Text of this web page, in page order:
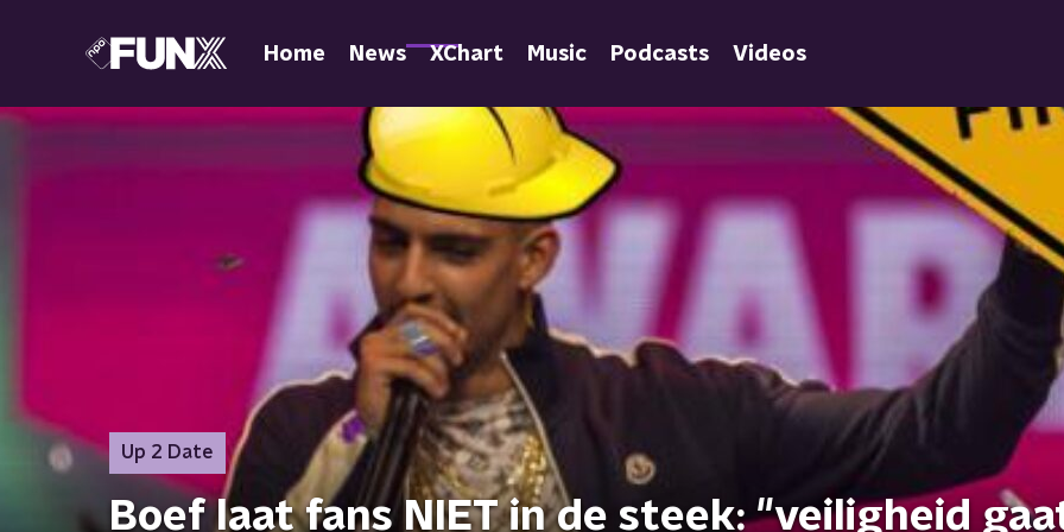
Home News XChart Music Podcasts Videos
Up 2 Date
Boef laat fans NIET in de steek: "veiligheid